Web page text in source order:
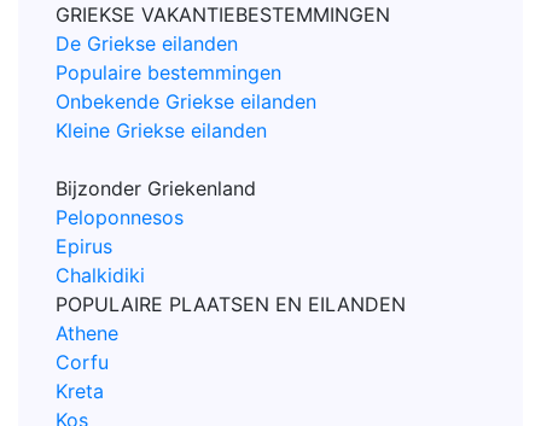
GRIEKSE VAKANTIEBESTEMMINGEN
De Griekse eilanden
Populaire bestemmingen
Onbekende Griekse eilanden
Kleine Griekse eilanden
Bijzonder Griekenland
Peloponnesos
Epirus
Chalkidiki
POPULAIRE PLAATSEN EN EILANDEN
Athene
Corfu
Kreta
Kos